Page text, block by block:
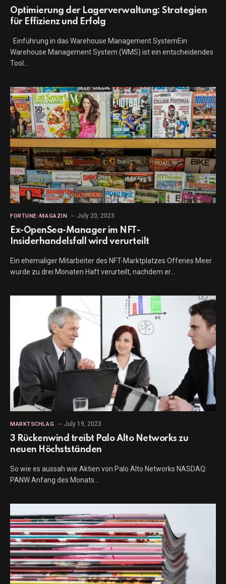
Optimierung der Lagerverwaltung: Strategien
für Effizienz und Erfolg
Einführung in das Warehouse Management SystemEin
Warehouse Management System (WMS) ist ein entscheidendes
Tool…
FORTUNE-MAGAZIN July 20, 2023
Ex-OpenSea-Manager im NFT-
Insiderhandelsfall wird verurteilt
Ein ehemaliger Mitarbeiter des NFT-Marktplatzes Offenes Meer
wurde zu drei Monaten Haft verurteilt, nachdem er…
MARKTSCHLAG July 19, 2023
3 Rückenwind treibt Palo Alto Networks zu
neuen Höchstständen
So wie es aussah wie Aktien von Palo Alto Networks NASDAQ:
PANW Anfang des Monats…